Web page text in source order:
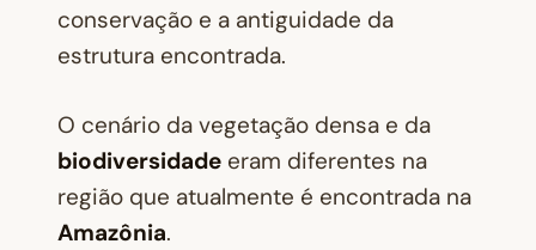
conservação e a antiguidade da
estrutura encontrada.
O cenário da vegetação densa e da
biodiversidade eram diferentes na
região que atualmente é encontrada na
Amazônia.